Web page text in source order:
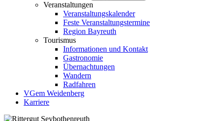
Veranstaltungen
Veranstaltungskalender
Feste Veranstaltungstermine
Region Bayreuth
Tourismus
Informationen und Kontakt
Gastronomie
Übernachtungen
Wandern
Radfahren
VGem Weidenberg
Karriere